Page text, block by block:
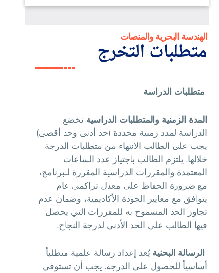
الهندسة البحرية والمنصات
متطلبات التخرج
متطلبات الدراسة
المدة الزمنية والمتطلبات الدراسية تخضع
الدراسة لمدد زمنية محددة (حد أدنى وحد أقصى)
يجب على الطالب الانتهاء من متطلبات الدرجة
خلالها. يلتزم الطالب باجتياز عدد الساعات
المعتمدة والمقررات الدراسية المقررة للبرنامج،
مع ضرورة الحفاظ على معدل تراكمي عام
يتوافق مع معايير الجودة الأكاديمية، وضمان عدم
تجاوز الحد المسموح به للمقررات التي يحصل
فيها الطالب على الحد الأدنى لدرجة النجاح.
الرسالة البحثية يُعد إعداد رسالة علمية متطلباً
أساسياً للحصول على الدرجة. يجب أن تستوفي